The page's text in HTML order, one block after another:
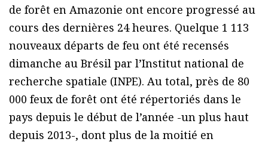
de forêt en Amazonie ont encore progressé au
cours des dernières 24 heures. Quelque 1 113
nouveaux départs de feu ont été recensés
dimanche au Brésil par l’Institut national de
recherche spatiale (INPE). Au total, près de 80
000 feux de forêt ont été répertoriés dans le
pays depuis le début de l’année -un plus haut
depuis 2013-, dont plus de la moitié en